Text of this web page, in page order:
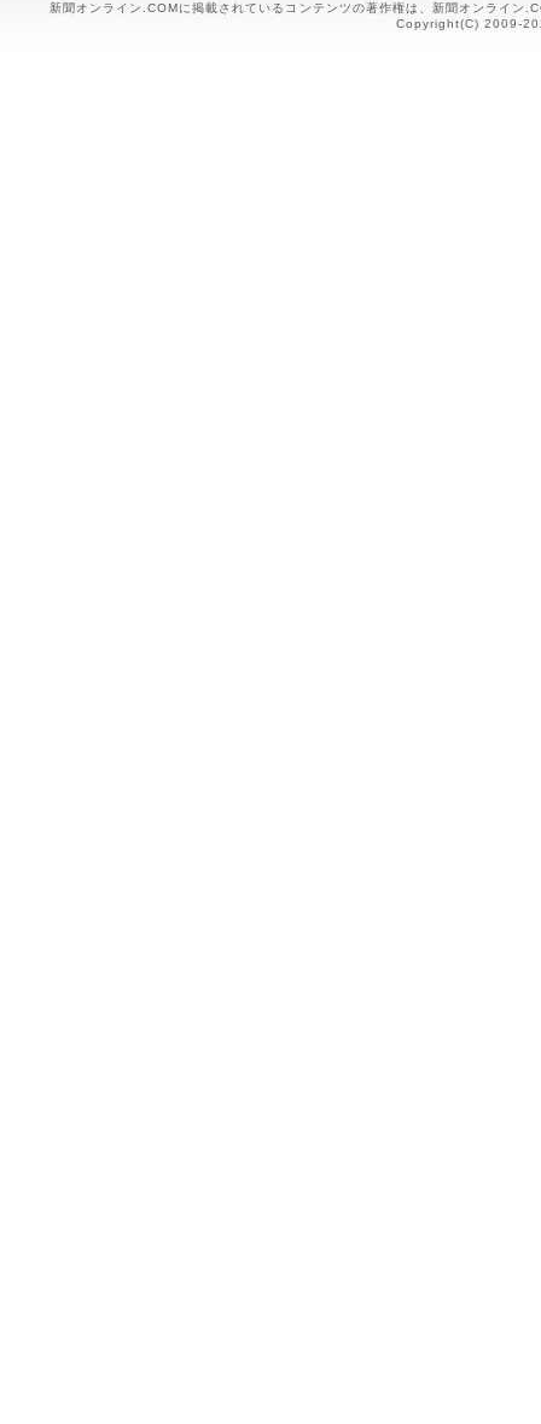
新聞オンライン.COMに掲載されているコンテンツの著作権は、新聞オンライン
Copyright(C) 2009-